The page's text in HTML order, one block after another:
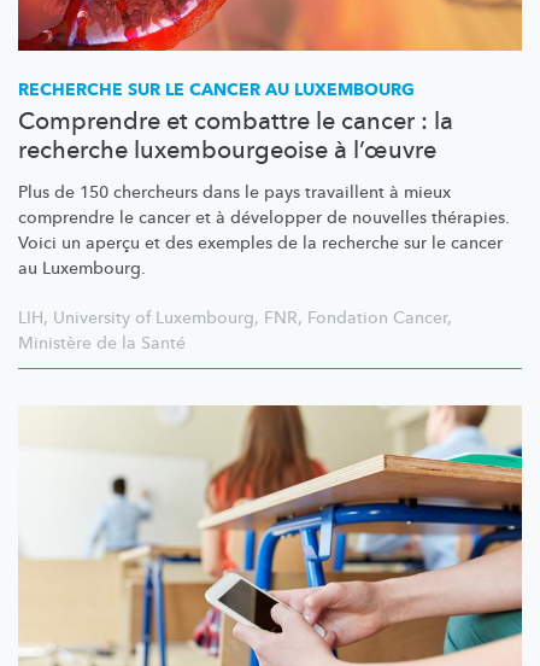
RECHERCHE SUR LE CANCER AU LUXEMBOURG
Comprendre et combattre le cancer : la
recherche luxembourgeoise à l’œuvre
Plus de 150 chercheurs dans le pays travaillent à mieux
comprendre le cancer et à développer de nouvelles thérapies.
Voici un aperçu et des exemples de la recherche sur le cancer
au Luxembourg.
LIH, University of Luxembourg, FNR, Fondation Cancer,
Ministère de la Santé